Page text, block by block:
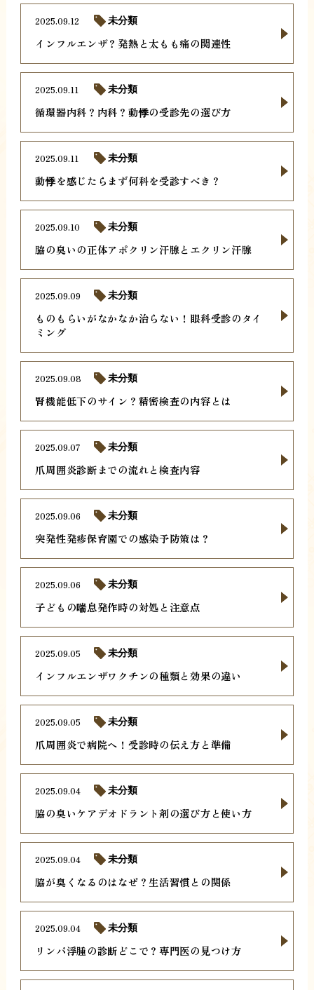
インフルエンザ？発熱と太もも痛の関連性
2025.09.12 未分類
循環器内科？内科？動悸の受診先の選び方
2025.09.11 未分類
動悸を感じたらまず何科を受診すべき？
2025.09.11 未分類
脇の臭いの正体アポクリン汗腺とエクリン汗腺
2025.09.10 未分類
ものもらいがなかなか治らない！眼科受診のタイ
ミング
2025.09.09 未分類
腎機能低下のサイン？精密検査の内容とは
2025.09.08 未分類
爪周囲炎診断までの流れと検査内容
2025.09.07 未分類
突発性発疹保育園での感染予防策は？
2025.09.06 未分類
子どもの喘息発作時の対処と注意点
2025.09.06 未分類
インフルエンザワクチンの種類と効果の違い
2025.09.05 未分類
爪周囲炎で病院へ！受診時の伝え方と準備
2025.09.05 未分類
脇の臭いケアデオドラント剤の選び方と使い方
2025.09.04 未分類
脇が臭くなるのはなぜ？生活習慣との関係
2025.09.04 未分類
リンパ浮腫の診断どこで？専門医の見つけ方
2025.09.04 未分類